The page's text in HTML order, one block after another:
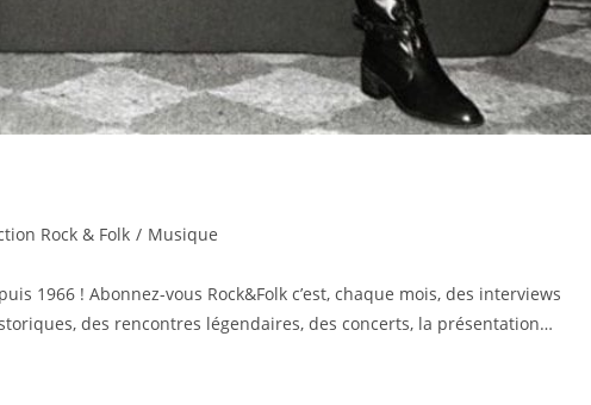
Rock & Folk / Musique
1966 ! Abonnez-vous Rock&Folk c’est, chaque mois, des interviews
des rencontres légendaires, des concerts, la présentation…